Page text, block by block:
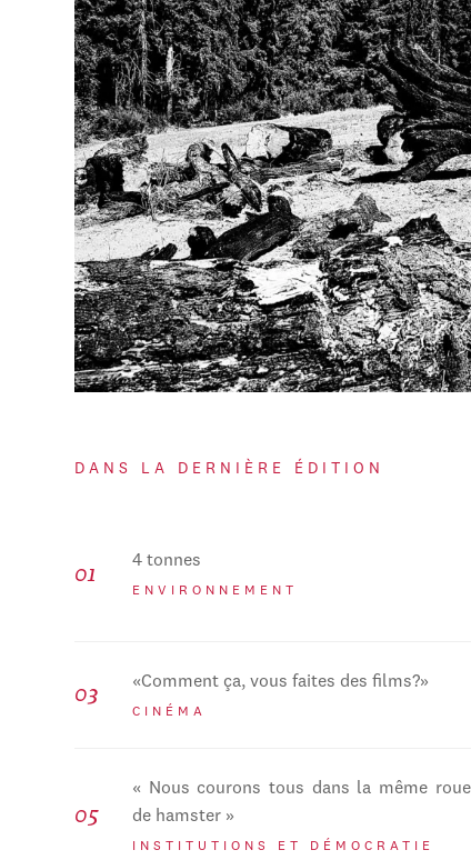
DANS LA DERNIÈRE ÉDITION
4 tonnes
ENVIRONNEMENT
«Comment ça, vous faites des films?»
CINÉMA
« Nous courons tous dans la même roue
de hamster »
INSTITUTIONS ET DÉMOCRATIE